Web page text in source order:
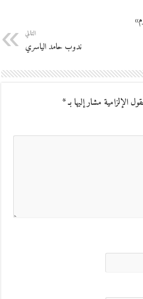
التالي
ندوب حامد الياسري
الإلزامية مشار إليها بـ*